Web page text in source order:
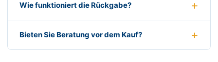
Wie funktioniert die Rückgabe?
Bieten Sie Beratung vor dem Kauf?